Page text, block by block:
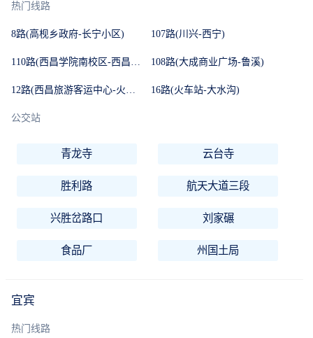
热门线路
8路(高枧乡政府-长宁小区) 107路(川兴-西宁)
110路(西昌学院南校区-西昌学院北校区) 108路(大成商业广场-鲁溪)
12路(西昌旅游客运中心-火车站) 16路(火车站-大水沟)
公交站
青龙寺 云台寺
胜利路 航天大道三段
兴胜岔路口 刘家碾
食品厂 州国土局
宜宾
热门线路